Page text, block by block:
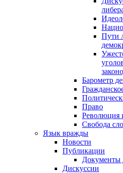
Пути
Барометр
Право
Революция
Свобода
Язык вражды
Новости
Публикации
Документы
Дискуссии